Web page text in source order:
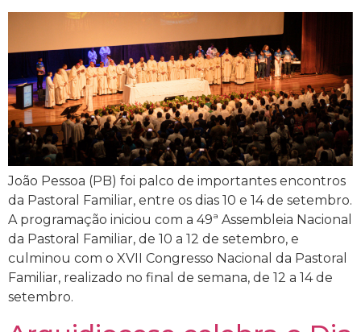
João Pessoa (PB) foi palco de importantes encontros
da Pastoral Familiar, entre os dias 10 e 14 de setembro.
A programação iniciou com a 49ª Assembleia Nacional
da Pastoral Familiar, de 10 a 12 de setembro, e
culminou com o XVII Congresso Nacional da Pastoral
Familiar, realizado no final de semana, de 12 a 14 de
setembro.